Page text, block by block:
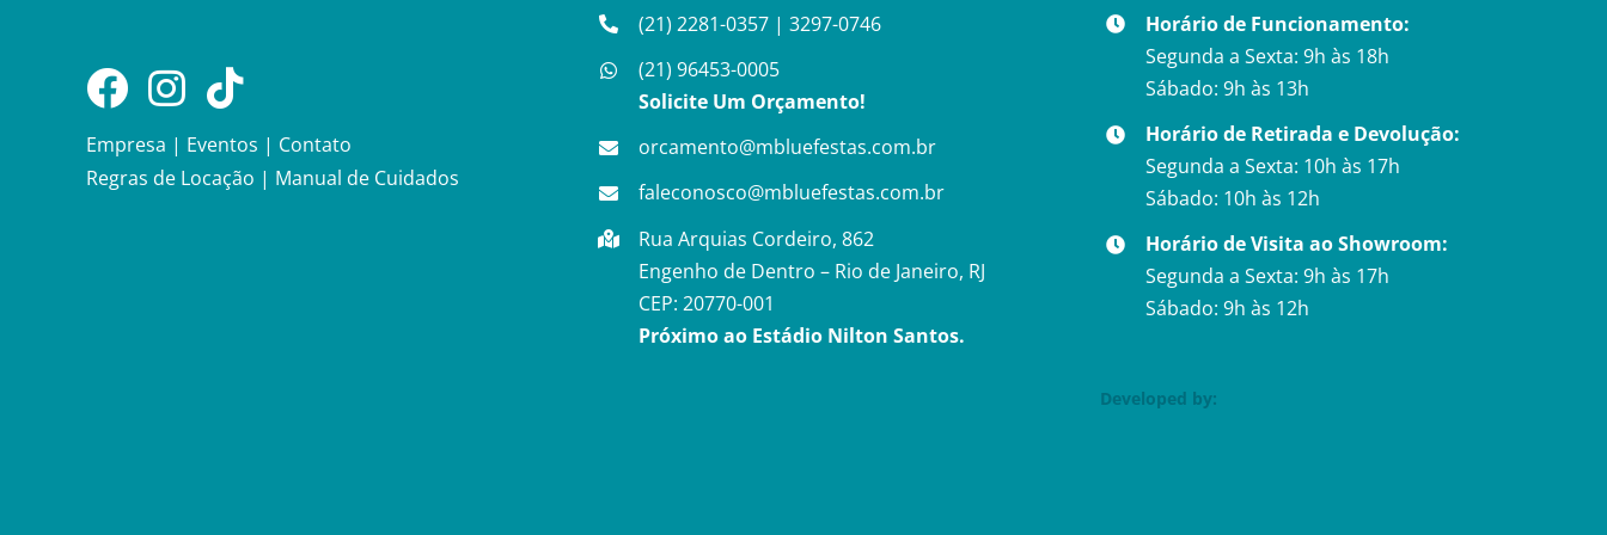
Empresa | Eventos | Contato
Regras de Locação | Manual de Cuidados
(21) 2281-0357 |3297-0746
(21) 96453-0005
Solicite Um Orçamento!
orcamento@mbluefestas.com.br
faleconosco@mbluefestas.com.br
Rua Arquias Cordeiro, 862
Engenho de Dentro – Rio de Janeiro, RJ
CEP: 20770-001
Próximo ao Estádio Nilton Santos.
Horário de Funcionamento:
Segunda a Sexta: 9h às 18h
Sábado: 9h às 13h
Horário de Retirada e Devolução:
Segunda a Sexta: 10h às 17h
Sábado: 10h às 12h
Horário de Visita ao Showroom:
Segunda a Sexta: 9h às 17h
Sábado: 9h às 12h
Developed by: